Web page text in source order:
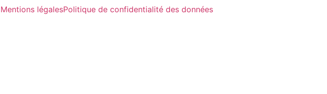
Mentions légalesPolitique de confidentialité des données